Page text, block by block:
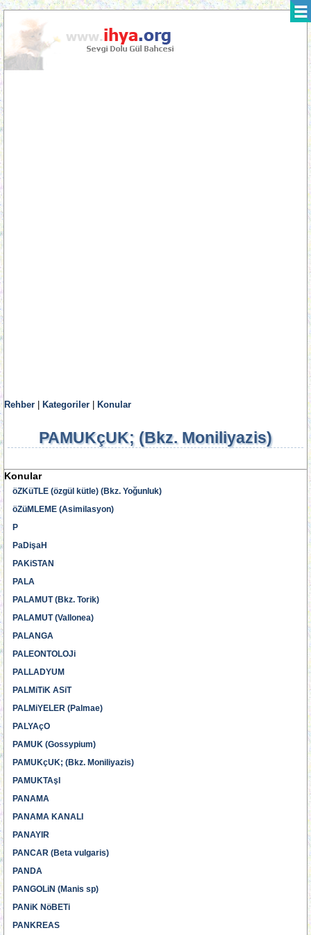
Rehber Kategoriler Konular
PAMUKçUK; (Bkz. Moniliyazis)
Konular
öZKüTLE (özgül kütle) (Bkz. Yoğunluk)
öZüMLEME (Asimilasyon)
P
PaDişaH
PAKiSTAN
PALA
PALAMUT (Bkz. Torik)
PALAMUT (Vallonea)
PALANGA
PALEONTOLOJi
PALLADYUM
PALMiTiK ASiT
PALMiYELER (Palmae)
PALYAçO
PAMUK (Gossypium)
PAMUKçUK; (Bkz. Moniliyazis)
PAMUKTAşI
PANAMA
PANAMA KANALI
PANAYIR
PANCAR (Beta vulgaris)
PANDA
PANGOLiN (Manis sp)
PANiK NöBETi
PANKREAS